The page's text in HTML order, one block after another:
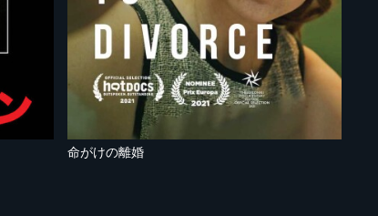
命がけの離婚